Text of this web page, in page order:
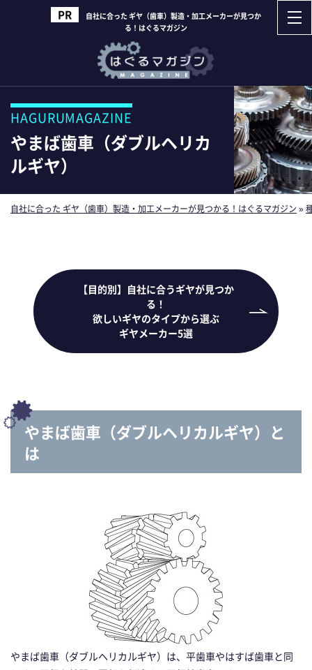
自社に合った ギヤ（歯車）製造・加工メーカーが見つか
る！はぐるマガジン
HAGURUMAGAZINE
やまば歯車（ダブルヘリカ
ルギヤ）
自社に合った ギヤ（歯車）製造・加工メーカーが見つかる！はぐるマガジン »
【目的別】自社に合うギヤが見つか
る！
欲しいギヤのタイプから選ぶ
ギヤメーカー5選
やまば歯車（ダブルヘリカルギヤ）と
は
やまば歯車（ダブルヘリカルギヤ）は、平歯車やはすば歯車と同